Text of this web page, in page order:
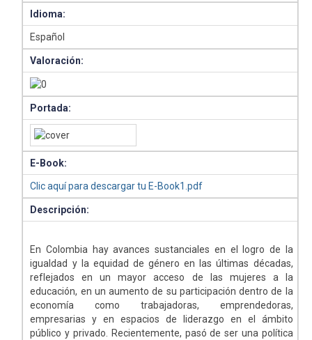
Idioma:
Español
Valoración:
Portada:
E-Book:
Clic aquí para descargar tu E-Book1.pdf
Descripción:
En Colombia hay avances sustanciales en el logro de la
igualdad y la equidad de género en las últimas décadas,
reflejados en un mayor acceso de las mujeres a la
educación, en un aumento de su participación dentro de la
economía como trabajadoras, emprendedoras,
empresarias y en espacios de liderazgo en el ámbito
público y privado. Recientemente, pasó de ser una política